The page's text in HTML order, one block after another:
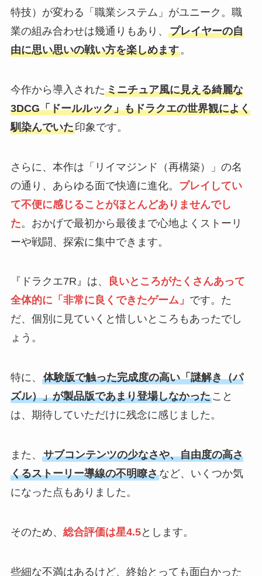
特技）が変わる「職業システム」がユニーク。職
業の組み合わせは幾通りもあり、 プレイヤーの自
由に思い思いの戦い方を楽しめます。
今作から導入されたミニチュア風に見える綺麗な
3DCG「ドールルック」もドラクエの世界観によく
馴染んでいた印象です。
さらに、本作は「リイマジンド（再構築）」の名
の通り、あらゆる面で快適に進化。 プレイしてい
て不便に感じることがほとんどありませんでし
た。おかげで最初から最後まで心地よくストーリ
ーや戦闘、探索に集中できます。
『ドラクエ7R』は、
良いところがたくさんあって
全体的に「非常に良くできたゲーム」 です。た
だ、個別に見ていくと惜しいところもあったでし
ょう。
特に、 体験版で触った完成度の高い「謎解き（パ
ズル）」が製品版であまり登場しなかったこと
は、期待していただけに残念に感じました。
また、 サブコンテンツの少なさや、自由度の高さ
くるストーリー導線の不明瞭さなど、いくつか気
になった点もありました。
そのため、 総合評価は星4.5とします。
些細な不満はあるけど、終始とっても面白かった